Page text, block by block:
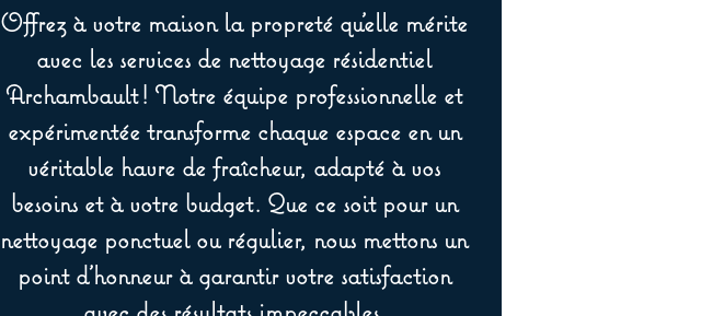
Offrez à votre maison la propreté qu’elle mérite
avec les services de nettoyage résidentiel
Archambault ! Notre équipe professionnelle et
expérimentée transforme chaque espace en un
véritable havre de fraîcheur, adapté à vos
besoins et à votre budget. Que ce soit pour un
nettoyage ponctuel ou régulier, nous mettons un
point d’honneur à garantir votre satisfaction